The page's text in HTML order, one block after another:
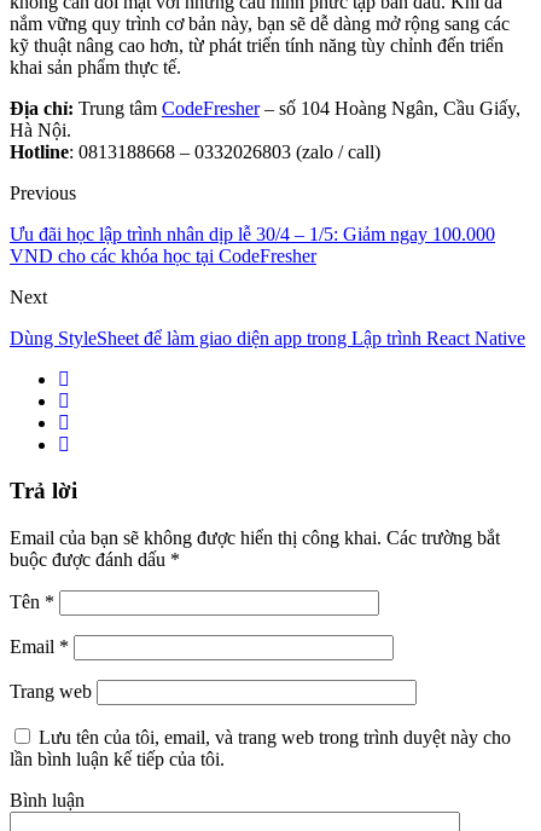
nắm vững quy trình cơ bản này, bạn sẽ dễ dàng mở rộng sang các
kỹ thuật nâng cao hơn, từ phát triển tính năng tùy chỉnh đến triển
khai sản phẩm thực tế.
Địa chỉ: Trung tâm CodeFresher– số 104 Hoàng Ngân, Cầu Giấy,
Hà Nội.
Hotline: 0813188668 – 0332026803 (zalo / call)
Previous
Ưu đãi học lập trình nhân dịp lễ 30/4 – 1/5: Giảm ngay 100.000
VND cho các khóa học tại CodeFresher
Next
Dùng StyleSheet để làm giao diện app trong Lập trình React Native
Trả lời
Email của bạn sẽ không được hiển thị công khai. Các trường bắt
buộc được đánh dấu *
Tên *
Email *
Trang web
Lưu tên của tôi, email, và trang web trong trình duyệt này cho
lần bình luận kế tiếp của tôi.
Bình luận